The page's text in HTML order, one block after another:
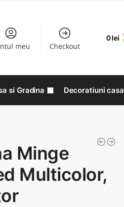
meu Checkout
0lei
si Gradina Decoratiuni casa
Minge
Multicolor,